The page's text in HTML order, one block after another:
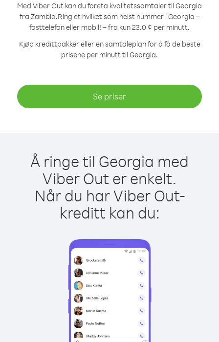
Med Viber Out kan du foreta kvalitetssamtaler til Georgia
fra Zambia.Ring et hvilket som helst nummer i Georgia –
fasttelefon eller mobil! – fra kun 23.0 ¢ per minutt.
Kjøp kredittpakker eller en samtaleplan for å få de beste
prisene per minutt til Georgia.
Se priser
Å ringe til Georgia med
Viber Out er enkelt.
Når du har Viber Out-
kreditt kan du: